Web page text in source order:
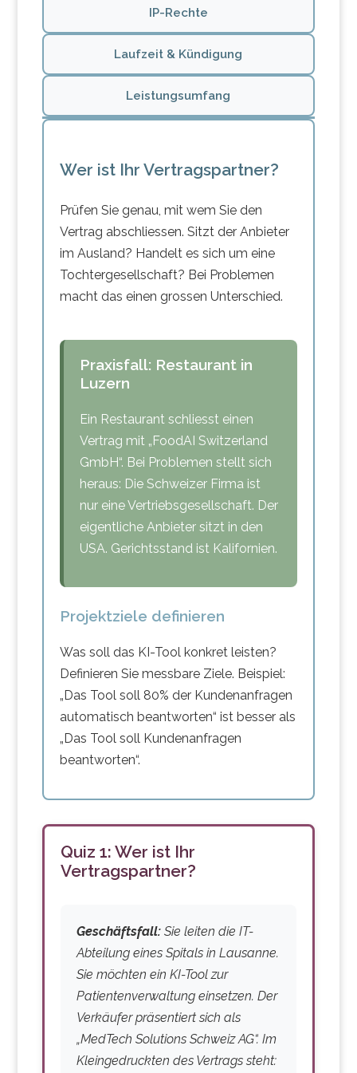
IP-Rechte
Laufzeit & Kündigung
Leistungsumfang
Wer ist Ihr Vertragspartner?
Prüfen Sie genau, mit wem Sie den
Vertrag abschliessen. Sitzt der Anbieter
im Ausland? Handelt es sich um eine
Tochtergesellschaft? Bei Problemen
macht das einen grossen Unterschied.
Praxisfall: Restaurant in
Luzern
Ein Restaurant schliesst einen
Vertrag mit „FoodAI Switzerland
GmbH“. Bei Problemen stellt sich
heraus: Die Schweizer Firma ist
nur eine Vertriebsgesellschaft. Der
eigentliche Anbieter sitzt in den
USA. Gerichtsstand ist Kalifornien.
Projektziele definieren
Was soll das KI-Tool konkret leisten?
Definieren Sie messbare Ziele. Beispiel:
„Das Tool soll 80% der Kundenanfragen
automatisch beantworten“ ist besser als
„Das Tool soll Kundenanfragen
beantworten“.
Quiz 1: Wer ist Ihr
Vertragspartner?
Geschäftsfall:Sie leiten die IT-
Abteilung eines Spitals in Lausanne.
Sie möchten ein KI-Tool zur
Patientenverwaltung einsetzen. Der
Verkäufer präsentiert sich als
„MedTech Solutions Schweiz AG“. Im
Kleingedruckten des Vertrags steht: